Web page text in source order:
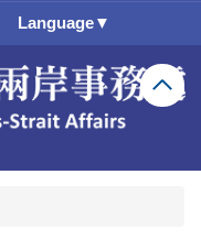
Language▼